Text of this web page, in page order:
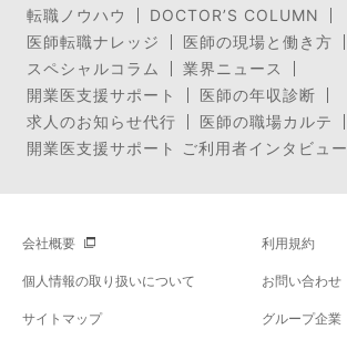
転職ノウハウ
DOCTOR’S COLUMN
医師転職ナレッジ
医師の現場と働き方
スペシャルコラム
業界ニュース
開業医支援サポート
医師の年収診断
求人のお知らせ代行
医師の職場カルテ
開業医支援サポート ご利用者インタビュー
会社概要 利用規約
個人情報の取り扱いについて お問い合わせ
サイトマップ グループ企業